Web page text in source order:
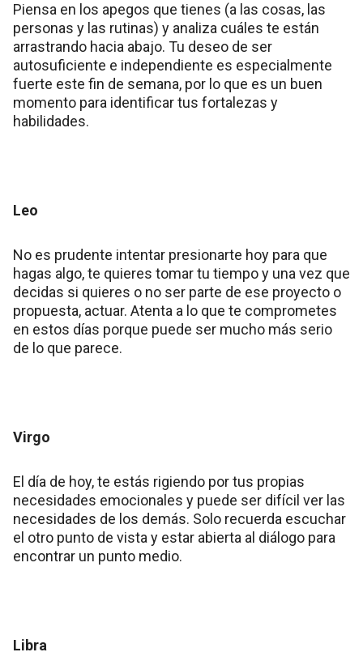
Piensa en los apegos que tienes (a las cosas, las
personas y las rutinas) y analiza cuáles te están
arrastrando hacia abajo. Tu deseo de ser
autosuficiente e independiente es especialmente
fuerte este fin de semana, por lo que es un buen
momento para identificar tus fortalezas y
habilidades.
Leo
No es prudente intentar presionarte hoy para que
hagas algo, te quieres tomar tu tiempo y una vez que
decidas si quieres o no ser parte de ese proyecto o
propuesta, actuar. Atenta a lo que te comprometes
en estos días porque puede ser mucho más serio
de lo que parece.
Virgo
El día de hoy, te estás rigiendo por tus propias
necesidades emocionales y puede ser difícil ver las
necesidades de los demás. Solo recuerda escuchar
el otro punto de vista y estar abierta al diálogo para
encontrar un punto medio.
Libra